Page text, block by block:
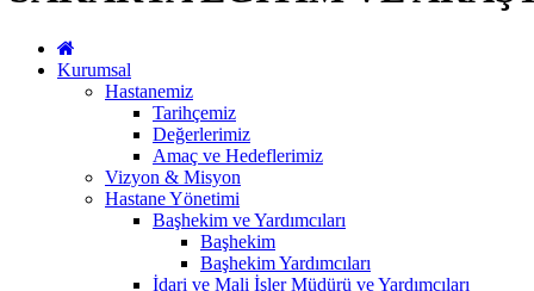
Kurumsal
Hastanemiz
Tarihçemiz
Değerlerimiz
Amaç ve Hedeflerimiz
Vizyon & Misyon
Hastane Yönetimi
Başhekim ve Yardımcıları
Başhekim
Başhekim Yardımcıları
İdari ve Mali İşler Müdürü ve Yardımcıları